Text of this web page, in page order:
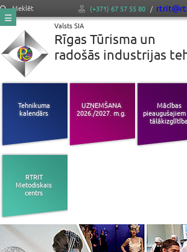
Meklēt (+371) 67 57 55 80 /
Valsts SIA
Rīgas Tūrisma un
radošās industrijas
Tehnikuma
kalendārs
UZŅEMŠANA
2026./2027. m.g.
Mācības
RTRIT
Metodiskais
centrs